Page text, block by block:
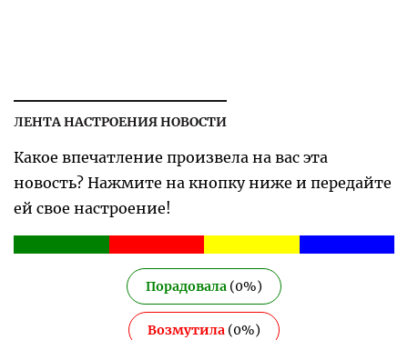
ЛЕНТА НАСТРОЕНИЯ НОВОСТИ
Какое впечатление произвела на вас эта
новость? Нажмите на кнопку ниже и передайте
ей свое настроение!
Порадовала (0%)
Возмутила (0%)